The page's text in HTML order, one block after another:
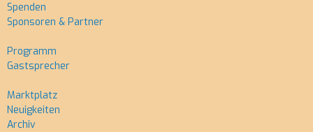
Spenden
Sponsoren & Partner
Programm
Gastsprecher
Marktplatz
Neuigkeiten
Archiv